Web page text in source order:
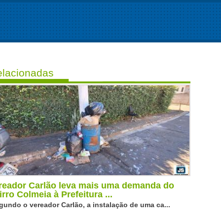
Carlão leva mais uma demanda do
Colmeia à Prefeitura ...
o vereador Carlão, a instalação de uma ca...